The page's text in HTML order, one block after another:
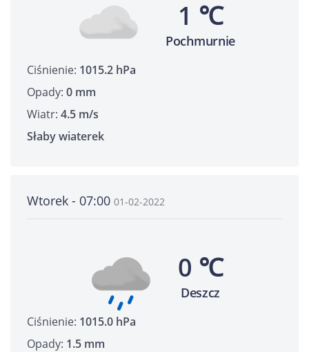
1 ℃
Pochmurnie
Ciśnienie: 1015.2 hPa
Opady: 0 mm
Wiatr: 4.5 m/s
Słaby wiaterek
Wtorek - 07:00 01-02-2022
0 ℃
Deszcz
Ciśnienie: 1015.0 hPa
Opady: 1.5 mm